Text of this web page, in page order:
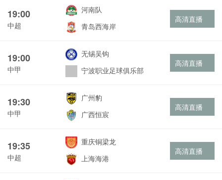
19:00
中超
河南队
青岛西海岸
高清直播
19:00
中甲
无锡吴钩
宁波职业足球俱乐部
高清直播
19:30
中甲
广州豹
广西恒宸
高清直播
19:35
中超
重庆铜梁龙
上海海港
高清直播